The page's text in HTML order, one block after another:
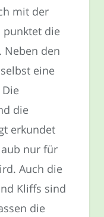
mit der
punktet die
Neben den
eine
die
erkundet
nur für
Auch die
Kliffs sind
die